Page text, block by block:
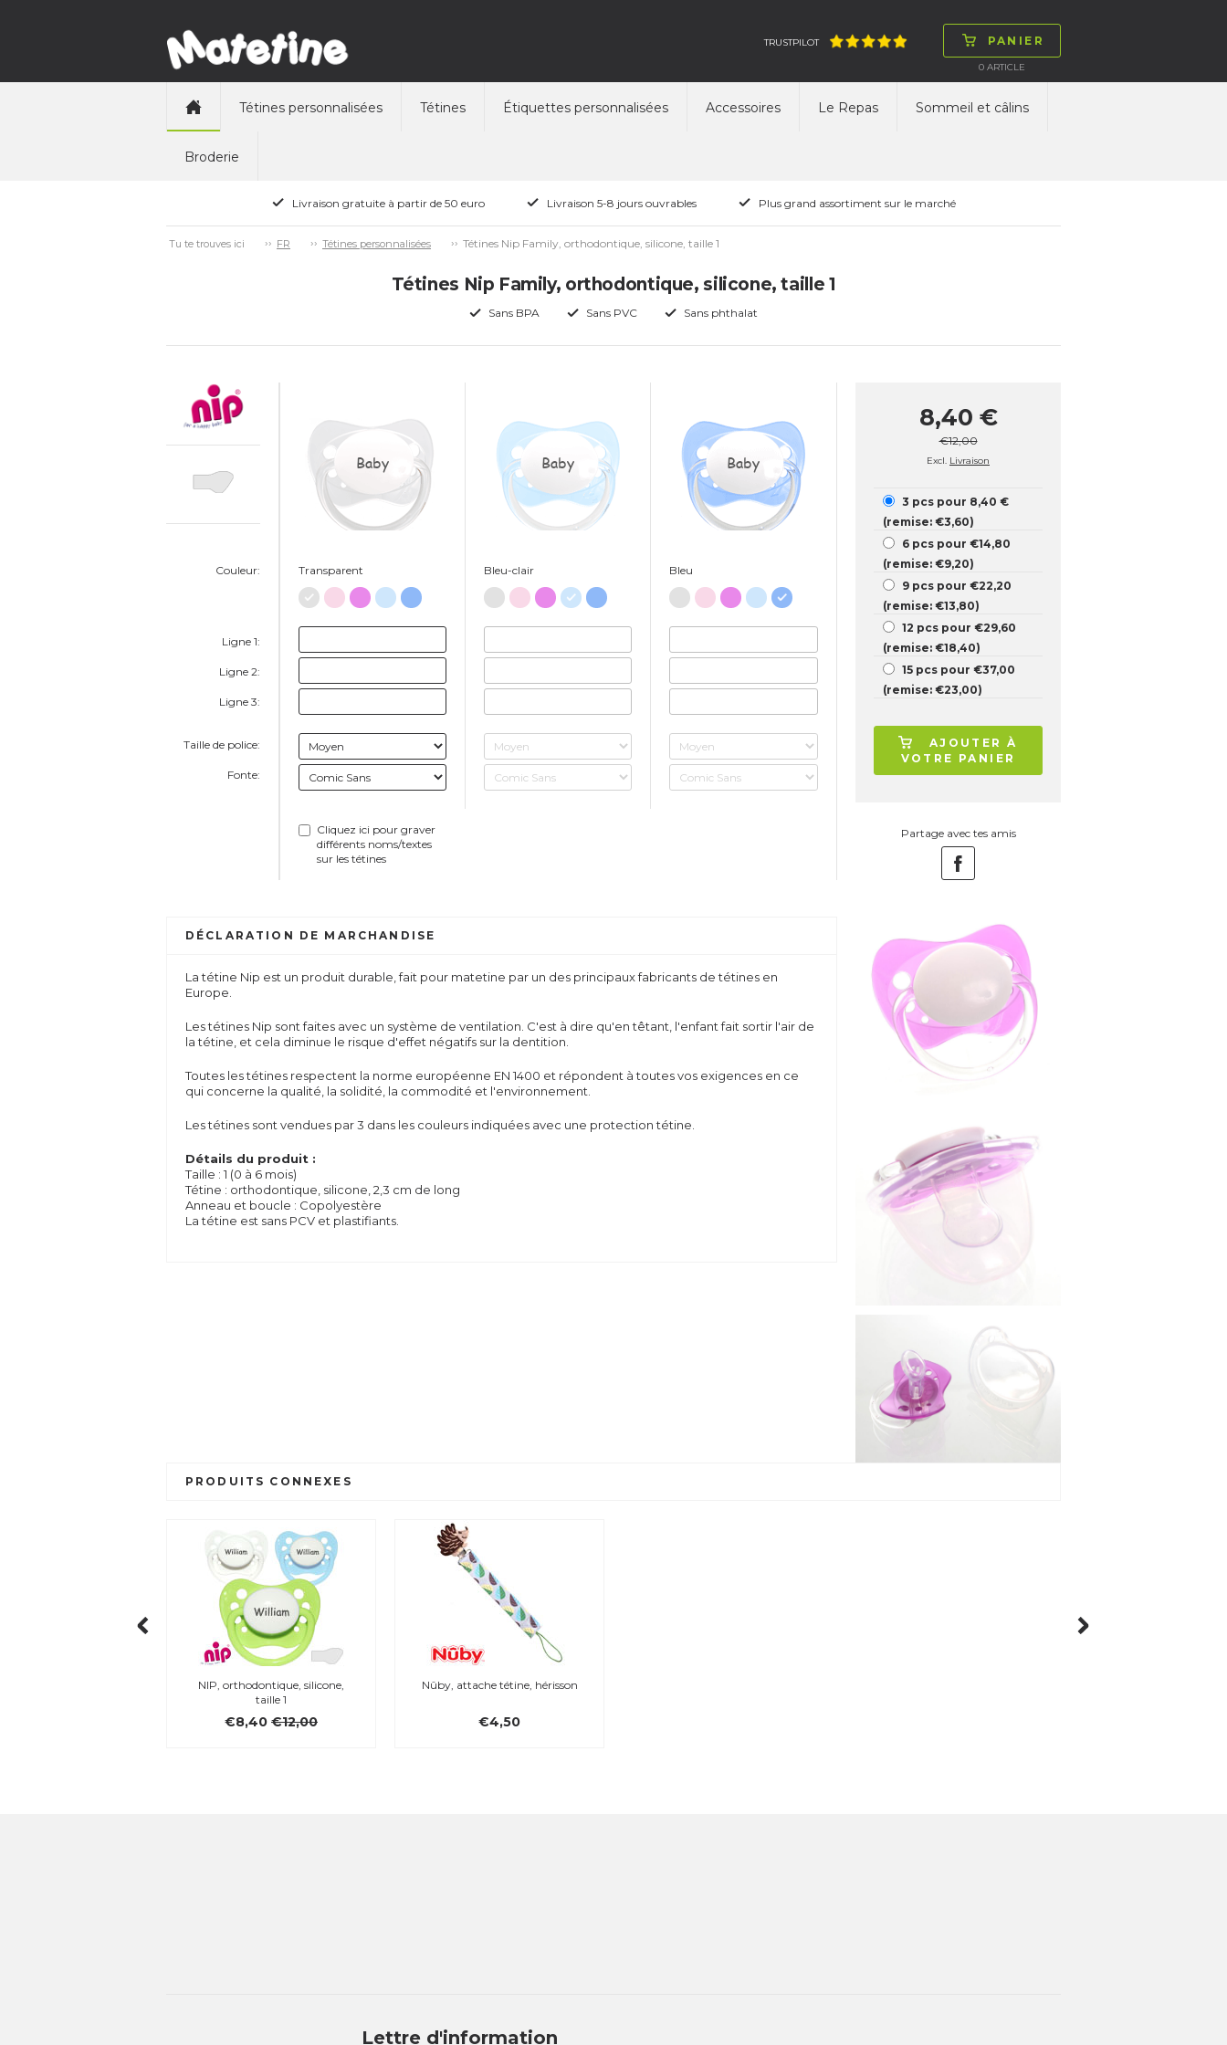
PANIER
0 ARTICLE
TRUSTPILOT
Tétines personnalisées Tétines Étiquettes personnalisées Accessoires Le Repas Sommeil et câlins
Broderie
Livraison gratuite à partir de 50 euro Livraison 5-8 jours ouvrables Plus grand assortiment sur le marché
Tu te trouves ici FR Tétines personnalisées Tétines Nip Family, orthodontique, silicone, taille 1
Tétines Nip Family, orthodontique, silicone, taille 1
Sans BPA Sans PVC Sans phthalat
Couleur:
Ligne 1:
Ligne 2:
Ligne 3:
Taille de police:
Fonte:
Baby
Transparent
Cliquez ici pour graver
différents noms/textes
sur les tétines
Baby
Bleu-clair
Baby
Bleu
8,40 €
€12,00
Excl. Livraison
3 pcs pour 8,40 €
(remise: €3,60)
6 pcs pour €14,80
(remise: €9,20)
9 pcs pour €22,20
(remise: €13,80)
12 pcs pour €29,60
(remise: €18,40)
15 pcs pour €37,00
(remise: €23,00)
AJOUTER À
VOTRE PANIER
Partage avec tes amis
DÉCLARATION DE MARCHANDISE
La tétine Nip est un produit durable, fait pour matetine par un des principaux fabricants de tétines en
Europe.
Les tétines Nip sont faites avec un système de ventilation. C'est à dire qu'en têtant, l'enfant fait sortir l'air de
la tétine, et cela diminue le risque d'effet négatifs sur la dentition.
Toutes les tétines respectent la norme européenne EN 1400 et répondent à toutes vos exigences en ce
qui concerne la qualité, la solidité, la commodité et l'environnement.
Les tétines sont vendues par 3 dans les couleurs indiquées avec une protection tétine.
Détails du produit :
Taille : 1 (0 à 6 mois)
Tétine : orthodontique, silicone, 2,3 cm de long
Anneau et boucle : Copolyestère
La tétine est sans PCV et plastifiants.
PRODUITS CONNEXES
NIP, orthodontique, silicone,
taille 1
€8,40 €12,00
Nûby, attache tétine, hérisson
€4,50
Lettre d'information